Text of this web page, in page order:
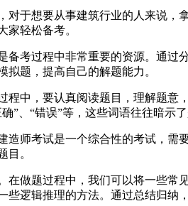
对于想要从事建筑行业的人来说
家轻松备考。
备考过程中非常重要的资源。通
题，提高自己的解题能力。
程中，要认真阅读题目，理解题
”、“错误”等，这些词语往往暗示了
造师考试是一个综合性的考试，
目。
在做题过程中，我们可以将一些
逻辑推理的方法。通过总结归纳